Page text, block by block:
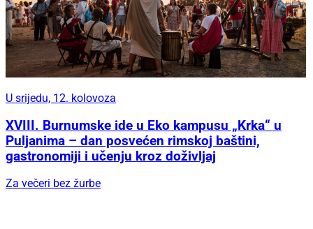
U srijedu, 12. kolovoza
XVIII. Burnumske ide u Eko kampusu „Krka“ u
Puljanima – dan posvećen rimskoj baštini,
gastronomiji i učenju kroz doživljaj
Za večeri bez žurbe